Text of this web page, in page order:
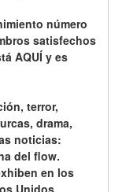
número
satisfechos
AQUÍ y es
terror,
drama,
noticias:
del flow.
en los